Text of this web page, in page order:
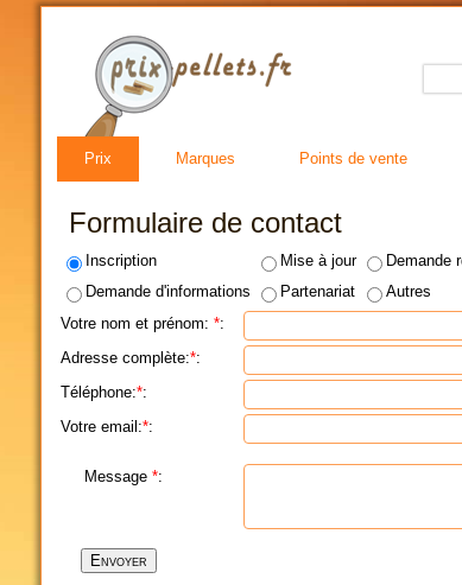
Prix Marques Points de vente
Formulaire de contact
Inscription Mise à jour
Demande
Demande d'informations
Partenariat
Autres
Votre nom et prénom: *:
Adresse complète:*:
Téléphone:*:
Votre email:*:
Message *: